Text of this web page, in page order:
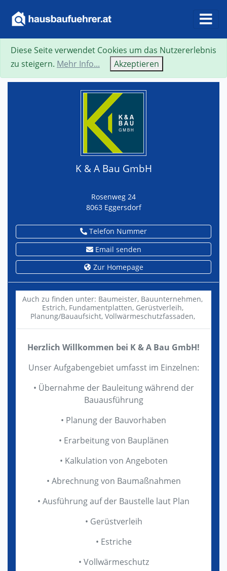
Suche Neue Suche Zurück
K & A Bau GmbH
Rosenweg 24
8063 Eggersdorf
Telefon Nummer
Email senden
Zur Homepage
Auch zu finden unter: Baumeister, Bauunternehmen,
Estrich, Fundamentplatten, Gerüstverleih,
Planung/Bauaufsicht, Vollwärmeschutzfassaden,
Herzlich Willkommen bei K & A Bau GmbH!
Unser Aufgabengebiet umfasst im Einzelnen:
• Übernahme der Bauleitung während der
Bauausführung
• Planung der Bauvorhaben
• Erarbeitung von Bauplänen
• Kalkulation von Angeboten
• Abrechnung von Baumaßnahmen
• Ausführung auf der Baustelle laut Plan
• Gerüstverleih
• Estriche
• Vollwärmeschutz
Diese Seite verwendet Cookies um das Nutzererlebnis
zu steigern. Mehr Info... Akzeptieren